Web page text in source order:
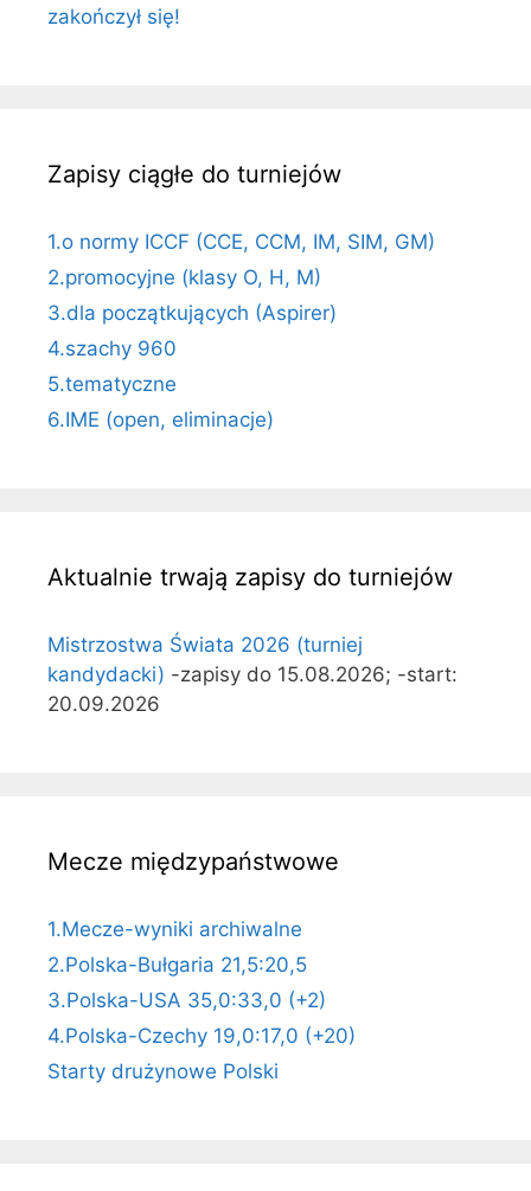
zakończył się!
Zapisy ciągłe do turniejów
1.o normy ICCF (CCE, CCM, IM, SIM, GM)
2.promocyjne (klasy O, H, M)
3.dla początkujących (Aspirer)
4.szachy 960
5.tematyczne
6.IME (open, eliminacje)
Aktualnie trwają zapisy do turniejów
Mistrzostwa Świata 2026 (turniej
kandydacki) -zapisy do 15.08.2026; -start:
20.09.2026
Mecze międzypaństwowe
1.Mecze-wyniki archiwalne
2.Polska-Bułgaria 21,5:20,5
3.Polska-USA 35,0:33,0 (+2)
4.Polska-Czechy 19,0:17,0 (+20)
Starty drużynowe Polski